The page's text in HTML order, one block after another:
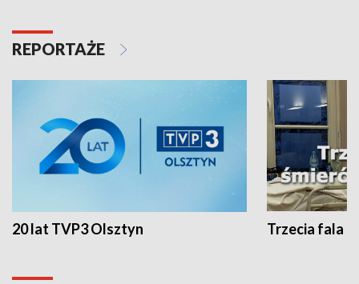
REPORTAŻE
20 lat TVP3 Olsztyn Trzecia fala -